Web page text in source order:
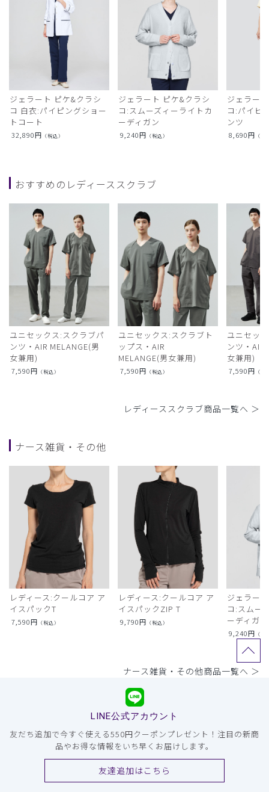
ジェラート ピケ&クラシ
コ 白衣:パイピングショー
トコート
32,890円 （税込）
ジェラート ピケ&クラシ
コ:スムーズィーライトカ
ーディガン
9,240円 （税込）
ジェラー
コ:パイピ
ンツ
8,690円 （税
おすすめのレディーススクラブ
ユニセックス:スクラブパ
ンツ・AIR MELANGE(男
女兼用)
7,590円 （税込）
ユニセックス:スクラブト
ップス・AIR
MELANGE(男女兼用)
7,590円 （税込）
ユニセッ
ンツ・AIR
女兼用)
7,590円 （税
レディーススクラブ商品一覧へ ＞
ナース雑貨・その他
レディース:クールコア ア
イスパックT
7,590円 （税込）
レディース:クールコア ア
イスパックZIP T
9,790円 （税込）
ジェラー
コ:スムー
ーディガン
9,240円 （税
ナース雑貨・その他商品一覧へ ＞
LINE公式アカウント
友だち追加で今すぐ使える550円クーポンプレゼント！注目の新商
品やお得な情報をいち早くお届けします。
友達追加はこちら